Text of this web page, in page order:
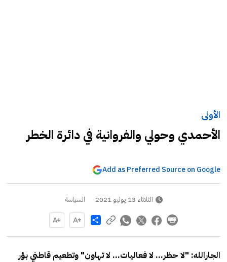
الأولى
الأحمدي وحولي والفروانية في دائرة الخطر
Add as Preferred Source on Google
الثلاثاء 13 يوليو 2021 السياسة
Share
الجارالله: "لا حظر... لا فعاليات... لا تهاون" وتطعيم قاطني بؤر